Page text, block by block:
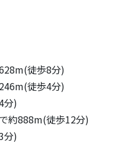
徒歩8分)
徒歩4分)
分)
約888m(徒歩12分)
分)